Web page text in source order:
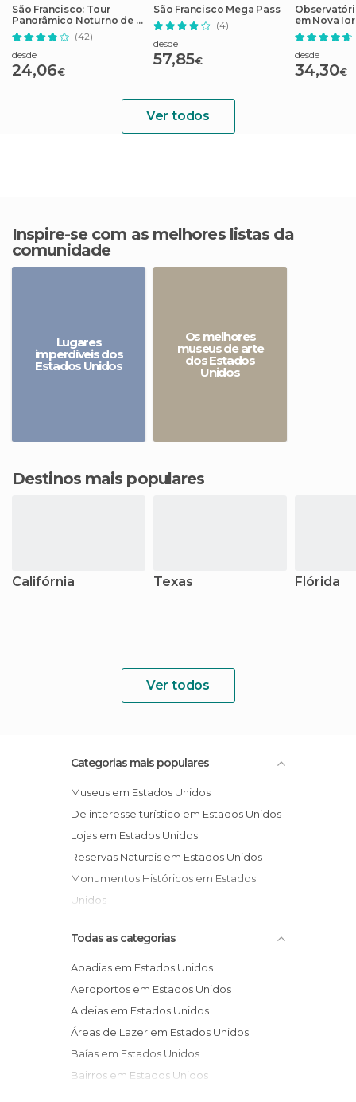
São Francisco: Tour
Panorâmico Noturno de 2
Horas
(42)
desde
24,06€
São Francisco Mega Pass
(4)
desde
57,85€
em Nova
sem Fila
desde
34,30€
Ver todos
Inspire-se com as melhores listas da
comunidade
Lugares
imperdíveis dos
Estados Unidos
Os melhores
museus de arte
dos Estados
Unidos
Destinos mais populares
Califórnia Texas Flórida
Ver todos
Categorias mais populares
Museus em Estados Unidos
De interesse turístico em Estados Unidos
Lojas em Estados Unidos
Reservas Naturais em Estados Unidos
Monumentos Históricos em Estados
Unidos
Todas as categorias
Abadias em Estados Unidos
Aeroportos em Estados Unidos
Aldeias em Estados Unidos
Áreas de Lazer em Estados Unidos
Baías em Estados Unidos
Bairros em Estados Unidos